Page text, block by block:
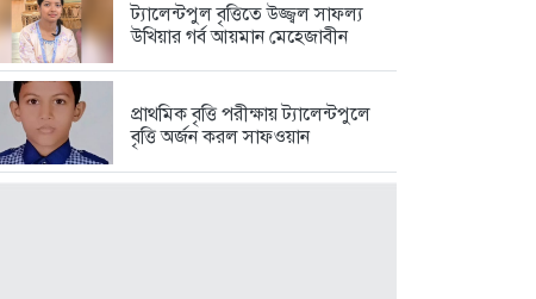
ট্যালেন্টপুল বৃত্তিতে উজ্জ্বল সাফল্য
উখিয়ার গর্ব আয়মান মেহেজাবীন
প্রাথমিক বৃত্তি পরীক্ষায় ট্যালেন্টপুলে
বৃত্তি অর্জন করল সাফওয়ান